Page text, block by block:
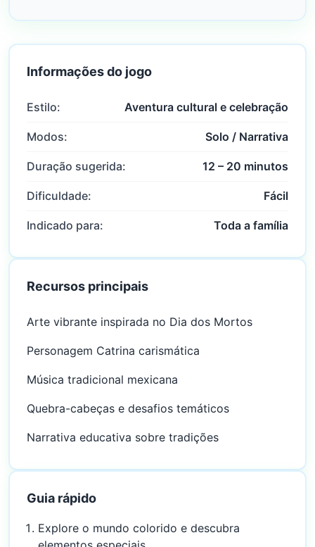
Informações do jogo
Estilo: Aventura cultural e celebração
Modos: Solo / Narrativa
Duração sugerida: 12 – 20 minutos
Dificuldade: Fácil
Indicado para: Toda a família
Recursos principais
Arte vibrante inspirada no Dia dos Mortos
Personagem Catrina carismática
Música tradicional mexicana
Quebra-cabeças e desafios temáticos
Narrativa educativa sobre tradições
Guia rápido
Explore o mundo colorido e descubra